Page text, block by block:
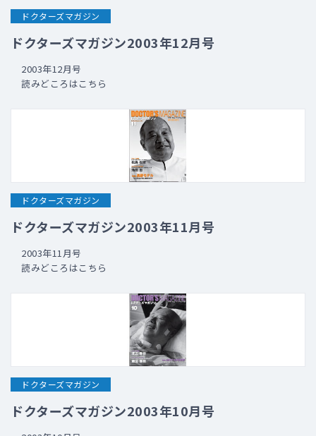
ドクターズマガジン
ドクターズマガジン2003年12月号
2003年12月号
読みどころはこちら
ドクターズマガジン
ドクターズマガジン2003年11月号
2003年11月号
読みどころはこちら
ドクターズマガジン
ドクターズマガジン2003年10月号